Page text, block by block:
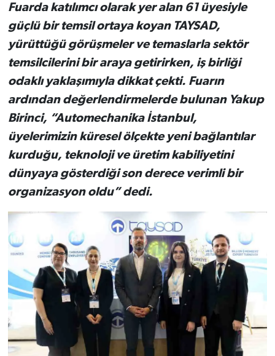
Fuarda katılımcı olarak yer alan 61 üyesiyle
güçlü bir temsil ortaya koyan TAYSAD,
yürüttüğü görüşmeler ve temaslarla sektör
temsilcilerini bir araya getirirken, iş birliği
odaklı yaklaşımıyla dikkat çekti. Fuarın
ardından değerlendirmelerde bulunan Yakup
Birinci, “Automechanika İstanbul,
üyelerimizin küresel ölçekte yeni bağlantılar
kurduğu, teknoloji ve üretim kabiliyetini
dünyaya gösterdiği son derece verimli bir
organizasyon oldu” dedi.